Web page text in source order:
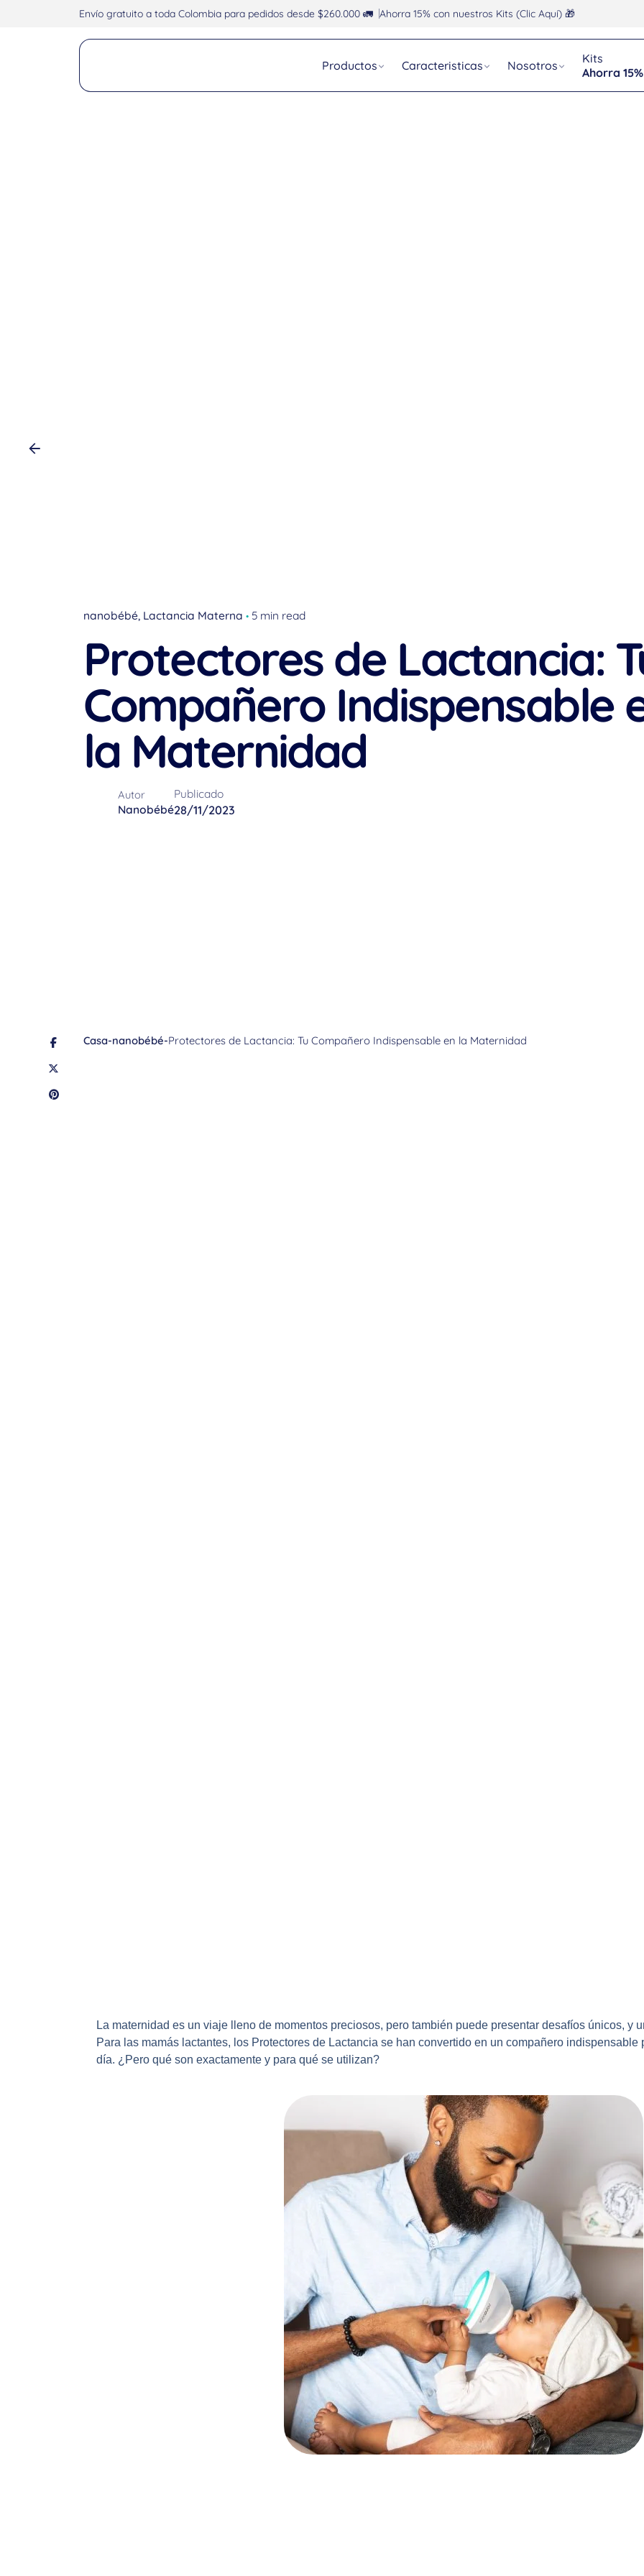
Envío gratuito a toda Colombia para pedidos desde $260.000 🚛 Ahorra 15% con nuestros Kits (Clic Aquí) 🎁
Productos Caracteristicas Nosotros
Kits
Ahorra 15%
nanobébé Lactancia Materna 5 min read
Protectores de Lactancia:
Compañero Indispensable
la Maternidad
Autor
Nanobébé
Publicado
28/11/2023
Casa-nanobébé-Protectores de Lactancia: Tu Compañero Indispensable en la Maternidad
La maternidad es un viaje lleno de momentos preciosos, pero también puede presentar desafíos únicos, y
Para las mamás lactantes, los Protectores de Lactancia se han convertido en un compañero
día. ¿Pero qué son exactamente y para qué se utilizan?